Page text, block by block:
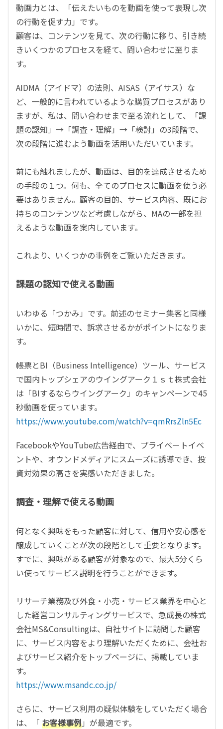
動画力とは、「伝えたいものを動画を使って表現し次
の行動を促す力」です。
顧客は、コンテンツを見て、次の行動に移り、引き続
きいくつかのプロセスを経て、問い合わせに至りま
す。
AIDMA（アイドマ）の法則、AISAS（アイサス）な
ど、一般的に言われているような購買プロセスがあり
ますが、私は、問い合わせまで至る流れとして、「課
題の認知」→「調査・理解」→「検討」の3段階で、
次の段階に進むよう動画を活用いただいています。
前にも触れましたが、動画は、目的を達成させるため
の手段の１つ。何も、全てのプロセスに動画を使う必
要はありません。顧客の目的、サービス内容、既にお
持ちのコンテンツなど考慮しながら、MAの一部を担
えるような動画を案内しています。
これより、いくつかの事例をご覧いただきます。
課題の認知で使える動画
いわゆる「つかみ」です。前述のセミナー集客と同様
いかに、短時間で、訴求させるかがポイントになりま
す。
帳票とBI（Business Intelligence）ツール、サービス
で国内トップシェアのウイングアーク１ｓｔ株式会社
は「BIするならウイングアーク」のキャンペーンで45
秒動画を使っています。
https://www.youtube.com/watch?v=qmRrsZln5Ec
FacebookやYouTube広告経由で、プライベートイベ
ントや、オウンドメディアにスムーズに誘導でき、投
資対効果の高さを実感いただきました。
調査・理解で使える動画
何となく興味をもった顧客に対して、信用や安心感を
醸成していくことが次の段階として重要となります。
すでに、興味がある顧客が対象なので、最大5分くら
い使ってサービス説明を行うことができます。
リサーチ業務及び外食・小売・サービス業界を中心と
した経営コンサルティングサービスで、急成長の株式
会社MS&Consultingは、自社サイトに訪問した顧客
に、サービス内容をより理解いただくために、会社お
よびサービス紹介をトップページに、掲載していま
す。
https://www.msandc.co.jp/
さらに、サービス利用の疑似体験をしていただく場合
は、「 お客様事例」が最適です。